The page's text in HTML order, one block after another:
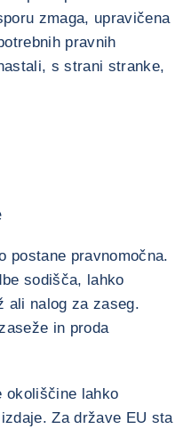
zmaga, upravičena
pravnih
s strani stranke,
postane pravnomočna.
sodišča, lahko
ali nalog za zaseg.
in proda
okoliščine lahko
Za države EU sta